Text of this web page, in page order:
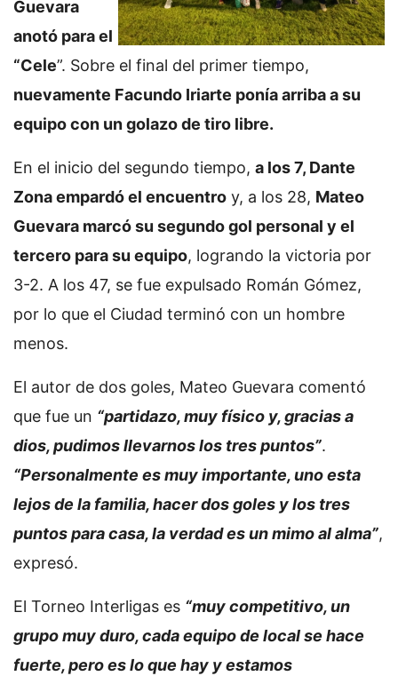
Guevara
anotó para el
“Cele”. Sobre el final del primer tiempo,
nuevamente Facundo Iriarte ponía arriba a su
equipo con un golazo de tiro libre.
En el inicio del segundo tiempo, a los 7, Dante
Zona empardó el encuentro y, a los 28, Mateo
Guevara marcó su segundo gol personal y el
tercero para su equipo, logrando la victoria por
3-2. A los 47, se fue expulsado Román Gómez,
por lo que el Ciudad terminó con un hombre
menos.
El autor de dos goles, Mateo Guevara comentó
que fue un “partidazo, muy físico y, gracias a
dios, pudimos llevarnos los tres puntos”.
“Personalmente es muy importante, uno esta
lejos de la familia, hacer dos goles y los tres
puntos para casa, la verdad es un mimo al alma”,
expresó.
El Torneo Interligas es “muy competitivo, un
grupo muy duro, cada equipo de local se hace
fuerte, pero es lo que hay y estamos